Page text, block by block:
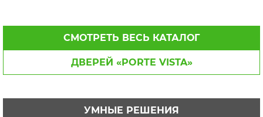
СМОТРЕТЬ ВЕСЬ КАТАЛОГ
ДВЕРЕЙ «PORTE VISTA»
УМНЫЕ РЕШЕНИЯ